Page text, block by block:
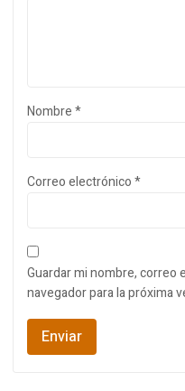
Nombre*
Correo electrónico*
Guardar mi nombre,
navegador para la próxima